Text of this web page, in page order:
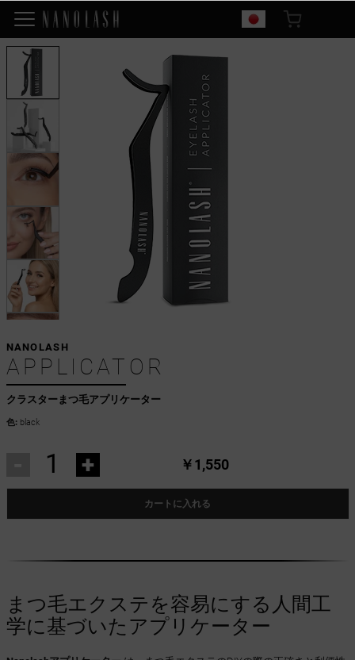
クラスターまつ毛アプリケーター
NANOLASH
APPLICATOR
色:black
+ ￥1,550
カートに入れる
まつ毛エクステを容易にする人間工
学に基づいたアプリケーター